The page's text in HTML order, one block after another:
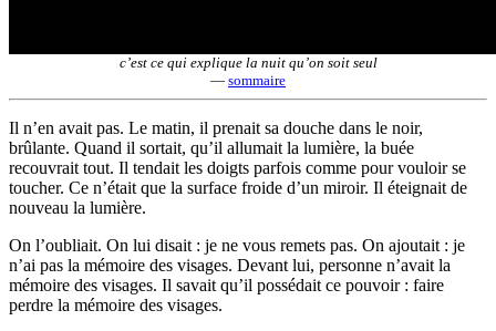
c’est ce qui explique la nuit qu’on soit seul
— sommaire
Il n’en avait pas. Le matin, il prenait sa douche dans le noir,
brûlante. Quand il sortait, qu’il allumait la lumière, la buée
recouvrait tout. Il tendait les doigts parfois comme pour vouloir se
toucher. Ce n’était que la surface froide d’un miroir. Il éteignait de
nouveau la lumière.
On l’oubliait. On lui disait : je ne vous remets pas. On ajoutait : je
n’ai pas la mémoire des visages. Devant lui, personne n’avait la
mémoire des visages. Il savait qu’il possédait ce pouvoir : faire
perdre la mémoire des visages.